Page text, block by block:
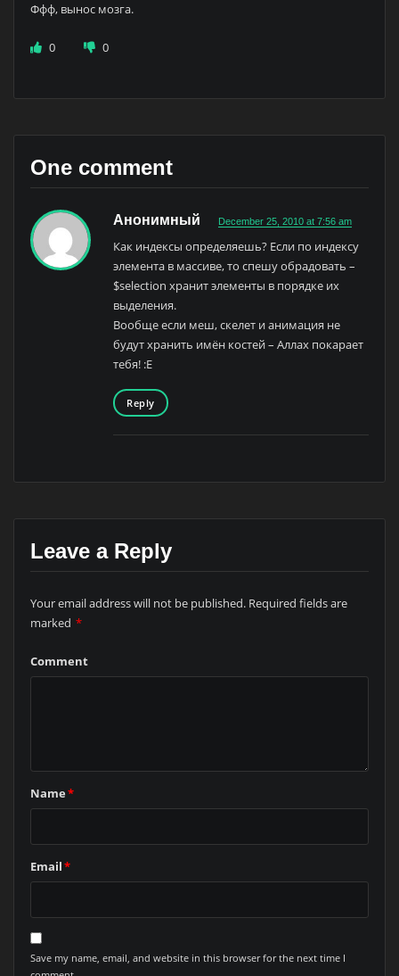
Ффф, вынос мозга.
0 0
One comment
Анонимный December 25, 2010 at 7:56 am
Как индексы определяешь? Если по индексу
элемента в массиве, то спешу обрадовать –
$selection хранит элементы в порядке их
выделения.
Вообще если меш, скелет и анимация не
будут хранить имён костей – Аллах покарает
тебя! :E
Reply
Leave a Reply
Your email address will not be published. Required fields are
marked *
Comment
Name*
Email*
Save my name, email, and website in this browser for the next time I